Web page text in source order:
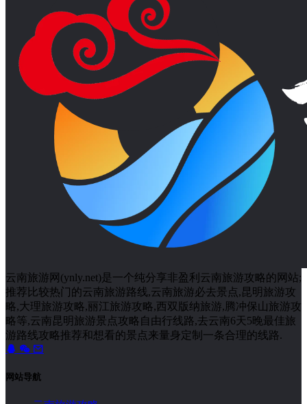
云南旅游网(ynly.net)是一个纯分享非盈利云南旅游攻略的网站;
推荐比较热门的云南旅游路线,云南旅游必去景点,昆明旅游攻
略,大理旅游攻略,丽江旅游攻略,西双版纳旅游,腾冲保山旅游攻
略等,云南昆明旅游景点攻略自由行线路,去云南6天5晚最佳旅
游路线攻略推荐和想看的景点来量身定制一条合理的线路.
网站导航